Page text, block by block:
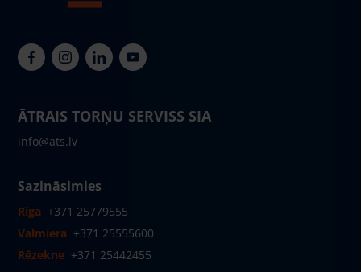
ĀTRAIS TORŅU SERVISS SIA
info@ats.lv
Sazināsimies
Rīga +371 25779555
Valmiera +371 25555600
Rēzekne +371 25442455